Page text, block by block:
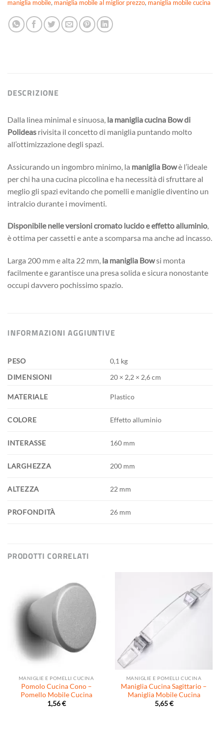
maniglia mobile, maniglia mobile al miglior prezzo, maniglia mobile cucina
DESCRIZIONE
Dalla linea minimal e sinuosa, la maniglia cucina Bow di
Polideas rivisita il concetto di maniglia puntando molto
all’ottimizzazione degli spazi.
Assicurando un ingombro minimo, la maniglia Bowè l’ideale
per chi ha una cucina piccolina e ha necessità di sfruttare al
meglio gli spazi evitando che pomelli e maniglie diventino un
intralcio durante i movimenti.
Disponibile nelle versioni cromato lucido e effetto alluminio,
è ottima per cassetti e ante a scomparsa ma anche ad incasso.
Larga 200 mm e alta 22 mm, la maniglia Bowsi monta
facilmente e garantisce una presa solida e sicura nonostante
occupi davvero pochissimo spazio.
INFORMAZIONI AGGIUNTIVE
PESO
0,1 kg
DIMENSIONI
20 × 2,2 × 2,6 cm
MATERIALE Plastico
COLORE Effetto alluminio
INTERASSE 160 mm
LARGHEZZA 200 mm
ALTEZZA 22 mm
PROFONDITÀ 26 mm
PRODOTTI CORRELATI
MANIGLIE E POMELLI CUCINA
Pomolo Cucina Cono –
Pomello Mobile Cucina
1,56€
MANIGLIE E POMELLI CUCINA
Maniglia Cucina Sagittario –
Maniglia Mobile Cucina
5,65€